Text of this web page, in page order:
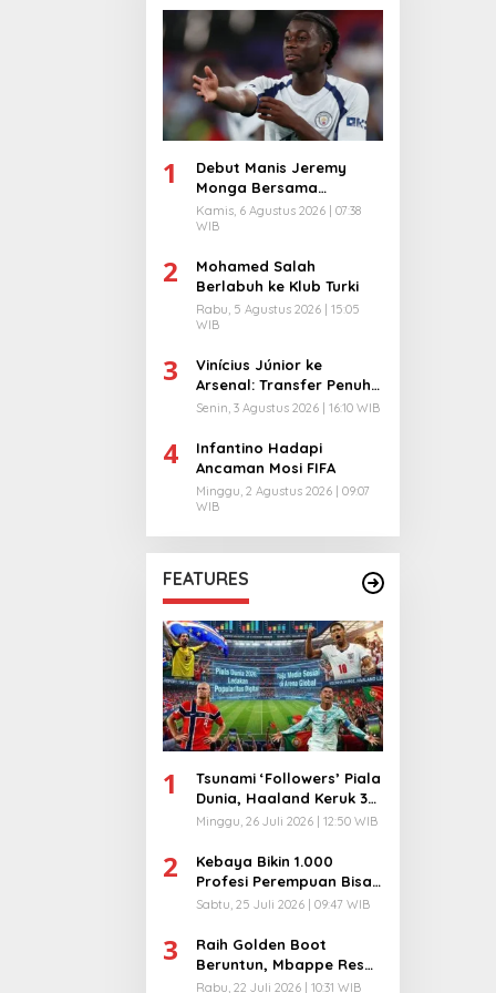
1
Debut Manis Jeremy
Monga Bersama
Manchester City
Kamis, 6 Agustus 2026 | 07:38
WIB
2
Mohamed Salah
Berlabuh ke Klub Turki
Rabu, 5 Agustus 2026 | 15:05
WIB
3
Vinícius Júnior ke
Arsenal: Transfer Penuh
Risiko
Senin, 3 Agustus 2026 | 16:10 WIB
4
Infantino Hadapi
Ancaman Mosi FIFA
Minggu, 2 Agustus 2026 | 09:07
WIB
FEATURES
1
Tsunami ‘Followers’ Piala
Dunia, Haaland Keruk 32
Juta, Kiper 40 Tahun
Minggu, 26 Juli 2026 | 12:50 WIB
2
Kebaya Bikin 1.000
Profesi Perempuan Bisa
Menyatu di Arena
Sabtu, 25 Juli 2026 | 09:47 WIB
3
Raih Golden Boot
Beruntun, Mbappe Resmi
Kunci Takhta Top Skor
Rabu, 22 Juli 2026 | 10:31 WIB